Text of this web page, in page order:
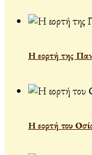
Η εορτή της
Η εορτή του